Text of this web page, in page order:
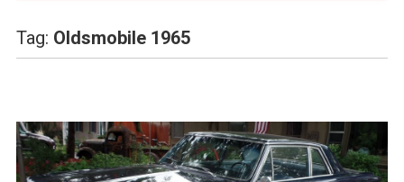
Tag: Oldsmobile 1965